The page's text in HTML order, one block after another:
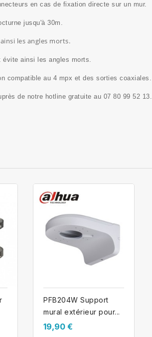
en cas de fixation directe sur un mur.
jusqu'à 30m.
les angles morts.
évite ainsi les angles morts.
compatible au 4 mpx et des sorties coaxiales.
de notre hotline gratuite au 07 80 99 52 13.
PFB204W Support
mural extérieur pour...
19,90 €